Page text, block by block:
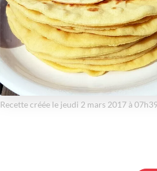
Recette créée le jeudi 2 mars 2017 à